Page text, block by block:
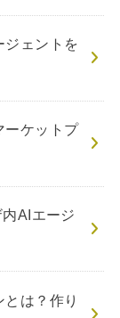
ジェントを
ーケットプ
AIエージ
は？作り